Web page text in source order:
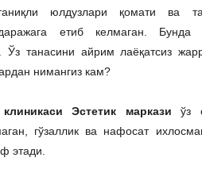
юлдузлари қомати ва
етиб келмаган. Бунда
Ўз танасини айрим лаёқатсиз
нимангиз кам?
Эстетик маркази ўз
гўзаллик ва нафосат
этади.